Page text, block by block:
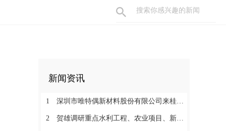
新闻资讯
1 深圳市唯特偶新材料股份有限公司来桂考察洽谈
2 贺雄调研重点水利工程、农业项目、新能源项目和督导防溺水安全等工作